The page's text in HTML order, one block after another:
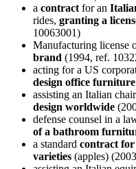
a contract for an
rides, granting a
10063001)
Manufacturing license
brand (1994, ref.
acting for a US
design office furniture
assisting an Italian
design worldwide
defense counsel in a
of a bathroom
a standard contract for
varieties (apples)